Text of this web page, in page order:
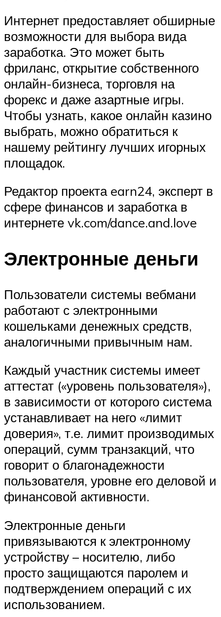
Интернет предоставляет обширные
возможности для выбора вида
заработка. Это может быть
фриланс, открытие собственного
онлайн-бизнеса, торговля на
форекс и даже азартные игры.
Чтобы узнать, какое онлайн казино
выбрать, можно обратиться к
нашему рейтингу лучших игорных
площадок.
Редактор проекта earn24, эксперт в
сфере финансов и заработка в
интернете vk.com/dance.and.love
Электронные деньги
Пользователи системы вебмани
работают с электронными
кошельками денежных средств,
аналогичными привычным нам.
Каждый участник системы имеет
аттестат («уровень пользователя»),
в зависимости от которого система
устанавливает на него «лимит
доверия», т.е. лимит производимых
операций, сумм транзакций, что
говорит о благонадежности
пользователя, уровне его деловой и
финансовой активности.
Электронные деньги
привязываются к электронному
устройству – носителю, либо
просто защищаются паролем и
подтверждением операций с их
использованием.